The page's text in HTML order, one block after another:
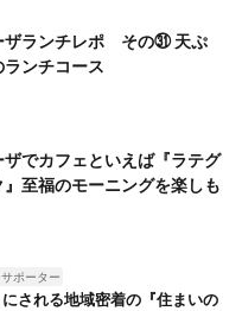
ザランチレポ その㉛ 天ぷ
ンチコース
でカフェといえば『ラテグ
』至福のモーニングを楽しも
サポーター
される地域密着の『住まいの